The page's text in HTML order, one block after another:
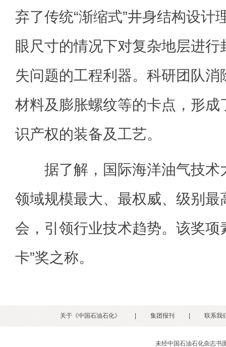
弃了传统“渐缩式”井身结构设计
眼尺寸的情况下对复杂地层进
失问题的工程利器。科研团队
材料及膨胀螺纹等的卡点，形成
识产权的装备及工艺。
据了解，国际海洋油气技术
领域规模最大、最权威、级别最
会，引领行业技术趋势。该奖项
卡”奖之称。
关于《中国石油石化》 | 集团报刊 | 联系我
未经中国石油石化杂志书